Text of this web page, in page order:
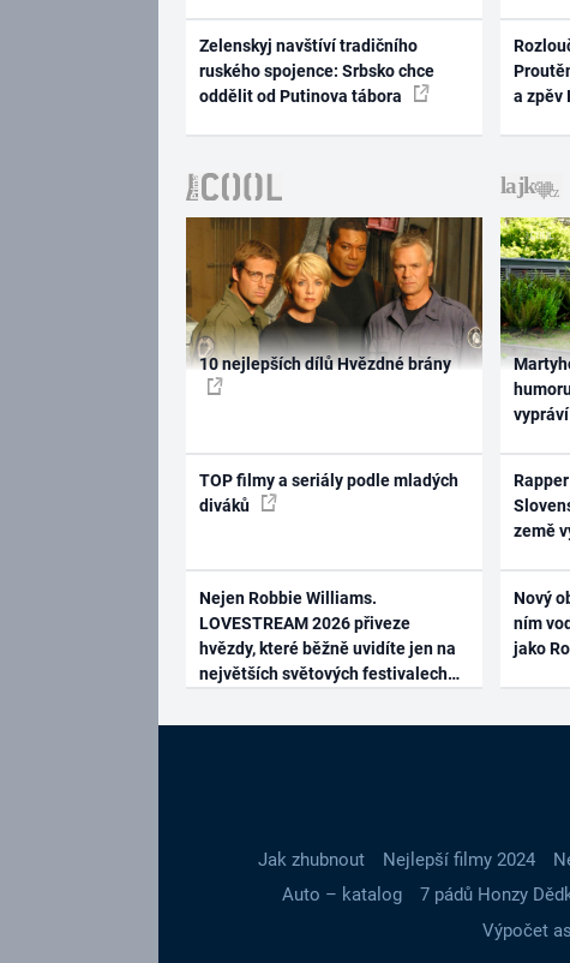
Zelenskyj navštíví tradičního
ruského spojence: Srbsko chce
oddělit od Putinova tábora
a zpěv
10 nejlepších dílů Hvězdné brány
TOP filmy a seriály podle mladých
diváků
Nejen Robbie Williams.
LOVESTREAM 2026 přiveze
hvězdy, které běžně uvidíte jen na
největších světových festivalech
země
Nový
ním
jako
Jak zhubnout Nejlepší filmy 2024
Auto – katalog
7 pádů Honzy
Výpočet